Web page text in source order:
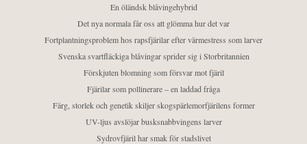
En öländsk blåvingehybrid
Det nya normala får oss att glömma hur det var
Fortplantningsproblem hos rapsfjärilar efter värmestress som larver
Svenska svartfläckiga blåvingar sprider sig i Storbritannien
Förskjuten blomning som försvar mot fjäril
Fjärilar som pollinerare – en laddad fråga
Färg, storlek och genetik skiljer skogspärlemorfjärilens former
UV-ljus avslöjar busksnabbvingens larver
Sydrovfjäril har smak för stadslivet